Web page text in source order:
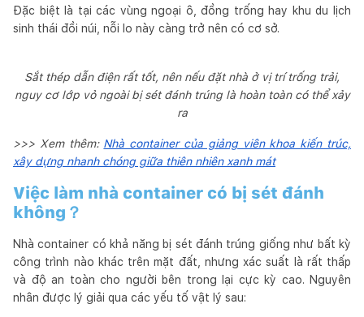
Đặc biệt là tại các vùng ngoại ô, đồng trống hay khu du lịch
sinh thái đồi núi, nỗi lo này càng trở nên có cơ sở.
Sắt thép dẫn điện rất tốt, nên nếu đặt nhà ở vị trí trống trải,
nguy cơ lớp vỏ ngoài bị sét đánh trúng là hoàn toàn có thể xảy
ra
>>> Xem thêm: Nhà container của giảng viên khoa kiến trúc,
xây dựng nhanh chóng giữa thiên nhiên xanh mát
Việc làm nhà container có bị sét đánh
không？
Nhà container có khả năng bị sét đánh trúng giống như bất kỳ
công trình nào khác trên mặt đất, nhưng xác suất là rất thấp
và độ an toàn cho người bên trong lại cực kỳ cao. Nguyên
nhân được lý giải qua các yếu tố vật lý sau: